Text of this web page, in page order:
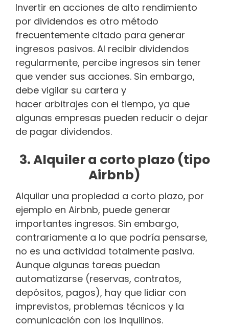
Invertir en acciones de alto rendimiento
por dividendos es otro método
frecuentemente citado para generar
ingresos pasivos. Al recibir dividendos
regularmente, percibe ingresos sin tener
que vender sus acciones. Sin embargo,
debe vigilar su cartera y
hacer arbitrajes con el tiempo, ya que
algunas empresas pueden reducir o dejar
de pagar dividendos.
3. Alquiler a corto plazo (tipo
Airbnb)
Alquilar una propiedad a corto plazo, por
ejemplo en Airbnb, puede generar
importantes ingresos. Sin embargo,
contrariamente a lo que podría pensarse,
no es una actividad totalmente pasiva.
Aunque algunas tareas puedan
automatizarse (reservas, contratos,
depósitos, pagos), hay que lidiar con
imprevistos, problemas técnicos y la
comunicación con los inquilinos.